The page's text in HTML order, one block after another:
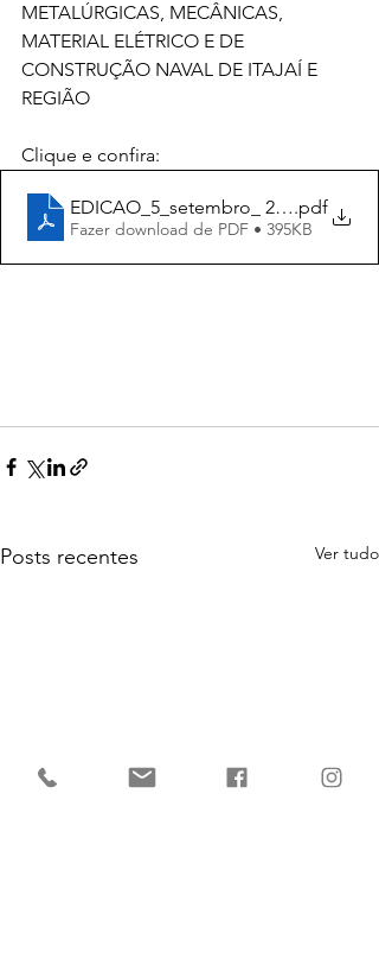
METALÚRGICAS, MECÂNICAS,
MATERIAL ELÉTRICO E DE
CONSTRUÇÃO NAVAL DE ITAJAÍ E
REGIÃO
Clique e confira:
EDICAO_5_setembro_ 2023.cdr
.pdf
Fazer download de PDF • 395KB
Posts recentes Ver tudo